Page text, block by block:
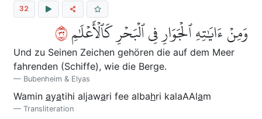
32
وَمِنۡ ءَايَٰتِهِ ٱلۡجَوَارِ فِي ٱلۡبَحۡرِ كَٱلۡأَعۡلَٰمِ٢٣
Und zu Seinen Zeichen gehören die auf dem Meer
fahrenden (Schiffe), wie die Berge.
Bubenheim & Elyas
Wamin ayatihi aljawari fee albahri kalaAAlam
Transliteration